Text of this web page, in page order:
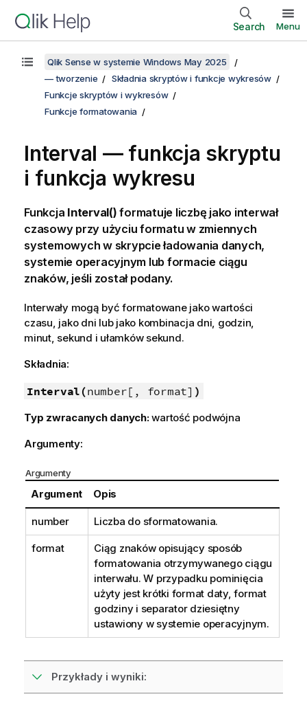
Search Menu
Qlik Sense w systemie Windows May 2025
— tworzenie
Składnia skryptów i funkcje wykresów
Funkcje skryptów i wykresów
Funkcje formatowania
Interval — funkcja skryptu
i funkcja wykresu
Funkcja Interval() formatuje liczbę jako interwał
czasowy przy użyciu formatu w zmiennych
systemowych w skrypcie ładowania danych,
systemie operacyjnym lub formacie ciągu
znaków, jeśli został podany.
Interwały mogą być formatowane jako wartości
czasu, jako dni lub jako kombinacja dni, godzin,
minut, sekund i ułamków sekund.
Składnia:
Interval(number[, format] )
Typ zwracanych danych:wartość podwójna
Argumenty:
Argumenty
Argument Opis
number Liczba do sformatowania.
format
Ciąg znaków opisujący sposób
formatowania otrzymywanego ciągu
interwału. W przypadku pominięcia
użyty jest krótki format daty, format
godziny i separator dziesiętny
ustawiony w systemie operacyjnym.
Przykłady i wyniki: